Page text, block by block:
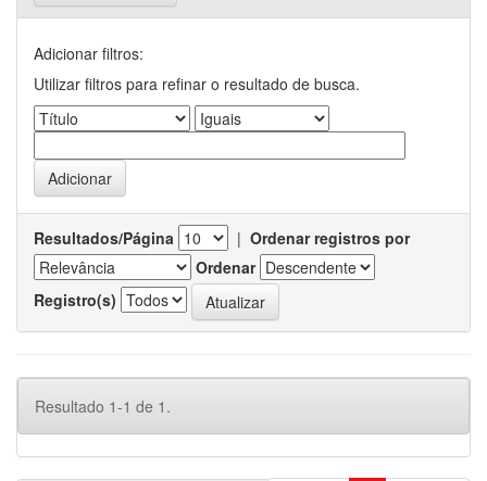
Adicionar filtros:
Utilizar filtros para refinar o resultado de busca.
Resultados/Página | Ordenar registros por
Ordenar
Registro(s)
Resultado 1-1 de 1.